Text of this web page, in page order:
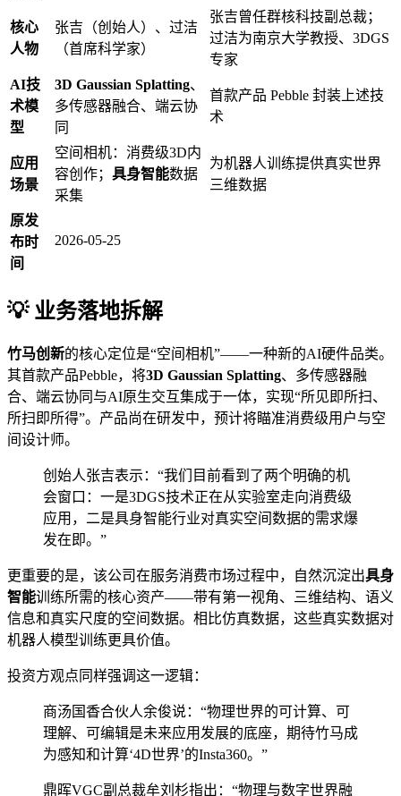
核心
人物
张吉（创始人）、过洁
（首席科学家）
张吉曾任群核科技副总裁；
过洁为南京大学教授、3DGS
专家
AI技
术模
型
3D Gaussian Splatting、
多传感器融合、端云协
同
首款产品 Pebble 封装上述技
术
应用
场景
空间相机：消费级3D内
容创作； 具身智能数据
采集
为机器人训练提供真实世界
三维数据
原发
布时
间
2026-05-25
💡 业务落地拆解
竹马创新的核心定位是“空间相机”——一种新的AI硬件品类。
其首款产品Pebble，将3D Gaussian Splatting、多传感器融
合、端云协同与AI原生交互集成于一体，实现“所见即所扫、
所扫即所得”。产品尚在研发中，预计将瞄准消费级用户与空
间设计师。
创始人张吉表示：“我们目前看到了两个明确的机
会窗口：一是3DGS技术正在从实验室走向消费级
应用，二是具身智能行业对真实空间数据的需求爆
发在即。”
更重要的是，该公司在服务消费市场过程中，自然沉淀出具身
智能训练所需的核心资产——带有第一视角、三维结构、语义
信息和真实尺度的空间数据。相比仿真数据，这些真实数据对
机器人模型训练更具价值。
投资方观点同样强调这一逻辑：
商汤国香合伙人余俊说：“物理世界的可计算、可
理解、可编辑是未来应用发展的底座，期待竹马成
为感知和计算‘4D世界’的Insta360。”
鼎晖VGC副总裁牟刘杉指出：“物理与数字世界融